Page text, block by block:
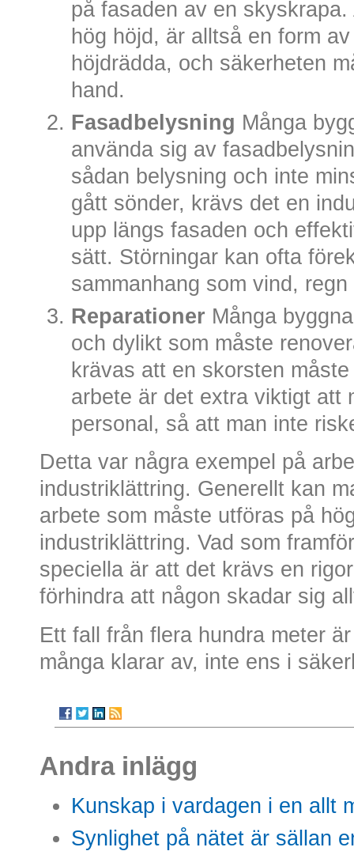
på fasaden av en
hög höjd, är alltså en form
höjdrädda, och säkerheten
hand.
Fasadbelysning Många
använda sig av
sådan belysning och inte
gått sönder, krävs det en
upp längs fasaden och
sätt. Störningar kan ofta
sammanhang som vind,
Reparationer Många
och dylikt som måste
krävas att en skorsten
arbete är det extra viktigt att
personal, så att man inte
Detta var några exempel på
industriklättring. Generellt kan
arbete som måste utföras på
industriklättring. Vad som
speciella är att det krävs en
förhindra att någon skadar sig
Ett fall från flera hundra meter
många klarar av, inte ens i
Andra inlägg
Kunskap i vardagen i en allt
Synlighet på nätet är sällan